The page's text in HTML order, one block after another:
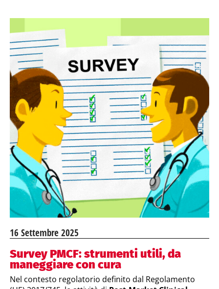
16 Settembre 2025
Survey PMCF: strumenti utili, da
maneggiare con cura
Nel contesto regolatorio definito dal Regolamento